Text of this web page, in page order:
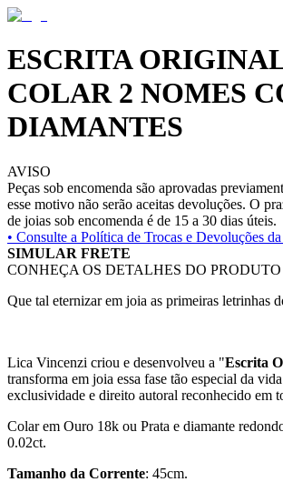
ESCRITA
COLAR 2 NOMES
DIAMANTES
AVISO
Peças sob encomenda são aprovadas
esse motivo não serão aceitas devoluções. O
de joias sob encomenda é de 15 a 30 dias úteis.
• Consulte a Política de Trocas e Devoluções
SIMULAR FRETE
CONHEÇA OS DETALHES DO PRODUTO
Que tal eternizar em joia as primeiras letrinhas
Lica Vincenzi criou e desenvolveu a "Escrita
transforma em joia essa fase tão especial da
exclusividade e direito autoral reconhecido em
Colar em Ouro 18k ou Prata e diamante
0.02ct.
Tamanho da Corrente: 45cm.